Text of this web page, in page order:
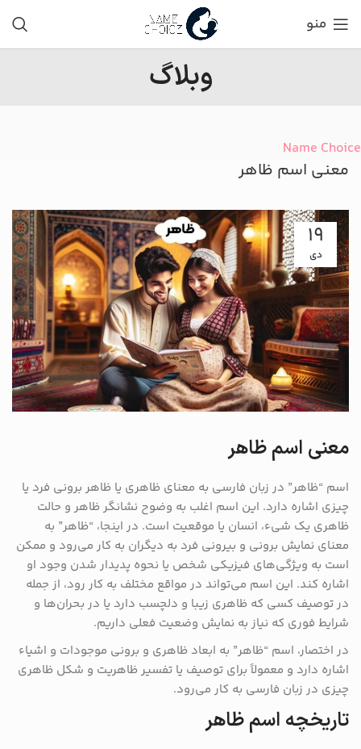
منو
وبلاگ
Name Choice
معنی اسم ظاهر
19
دی
معنی اسم ظاهر
اسم “ظاهر” در زبان فارسی به معنای ظاهری یا ظاهر برونی فرد یا
چیزی اشاره دارد. این اسم اغلب به وضوح نشانگر ظاهر و حالت
ظاهری یک شیء، انسان یا موقعیت است. در اینجا، “ظاهر” به
معنای نمایش برونی و بیرونی فرد به دیگران به کار می‌رود و ممکن
است به ویژگی‌های فیزیکی شخص یا نحوه پدیدار شدن وجود او
اشاره کند. این اسم می‌تواند در مواقع مختلف به کار رود، از جمله
در توصیف کسی که ظاهری زیبا و دلچسب دارد یا در بحران‌ها و
شرایط فوری که نیاز به نمایش وضعیت فعلی داریم.
در اختصار، اسم “ظاهر” به ابعاد ظاهری و برونی موجودات و اشیاء
اشاره دارد و معمولاً برای توصیف یا تفسیر ظاهریت و شکل ظاهری
چیزی در زبان فارسی به کار می‌رود.
تاریخچه اسم ظاهر